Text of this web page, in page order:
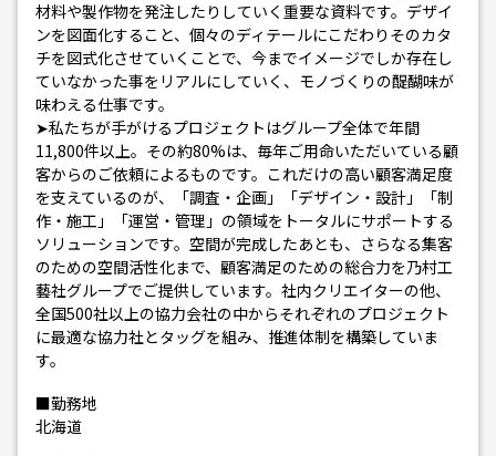
材料や製作物を発注したりしていく重要な資料です。デザイ
ンを図面化すること、個々のディテールにこだわりそのカタ
チを図式化させていくことで、今までイメージでしか存在し
ていなかった事をリアルにしていく、モノづくりの醍醐味が
味わえる仕事です。
➤私たちが手がけるプロジェクトはグループ全体で年間
11,800件以上。その約80%は、毎年ご用命いただいている顧
客からのご依頼によるものです。これだけの高い顧客満足度
を支えているのが、「調査・企画」「デザイン・設計」「制
作・施工」「運営・管理」の領域をトータルにサポートする
ソリューションです。空間が完成したあとも、さらなる集客
のための空間活性化まで、顧客満足のための総合力を乃村工
藝社グループでご提供しています。社内クリエイターの他、
全国500社以上の協力会社の中からそれぞれのプロジェクト
に最適な協力社とタッグを組み、推進体制を構築していま
す。
■勤務地
北海道